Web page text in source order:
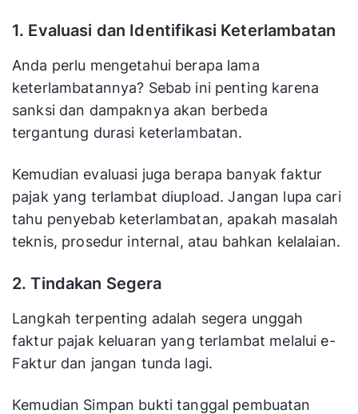
1. Evaluasi dan Identifikasi Keterlambatan
Anda perlu mengetahui berapa lama
keterlambatannya? Sebab ini penting karena
sanksi dan dampaknya akan berbeda
tergantung durasi keterlambatan.
Kemudian evaluasi juga berapa banyak faktur
pajak yang terlambat diupload. Jangan lupa cari
tahu penyebab keterlambatan, apakah masalah
teknis, prosedur internal, atau bahkan kelalaian.
2. Tindakan Segera
Langkah terpenting adalah segera unggah
faktur pajak keluaran yang terlambat melalui e-
Faktur dan jangan tunda lagi.
Kemudian Simpan bukti tanggal pembuatan